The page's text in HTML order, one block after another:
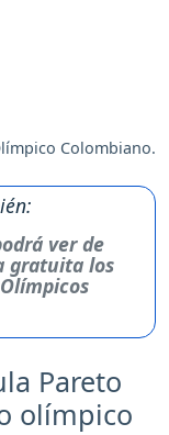
Colombiano.
ver de
gratuita los
Pareto
olímpico